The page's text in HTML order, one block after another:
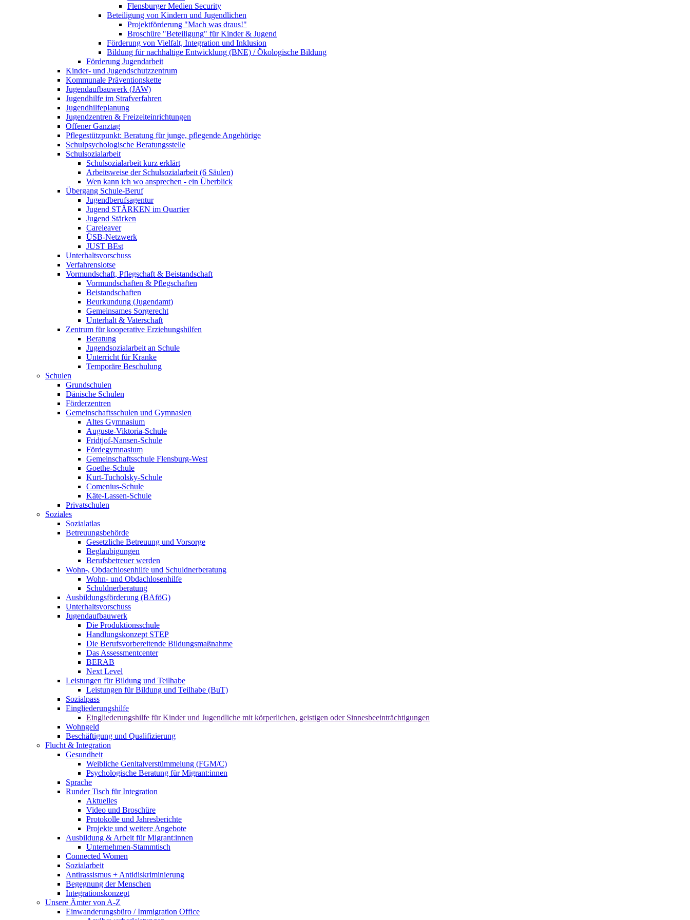
Flensburger Medien Security
Beteiligung von Kindern und Jugendlichen
Projektförderung "Mach was draus!"
Broschüre "Beteiligung" für Kinder & Jugend
Förderung von Vielfalt, Integration und Inklusion
Bildung für nachhaltige Entwicklung (BNE) / Ökologische Bildung
Förderung Jugendarbeit
Kinder- und Jugendschutzzentrum
Kommunale Präventionskette
Jugendaufbauwerk (JAW)
Jugendhilfe im Strafverfahren
Jugendhilfeplanung
Jugendzentren & Freizeiteinrichtungen
Offener Ganztag
Pflegestützpunkt: Beratung für junge, pflegende Angehörige
Schulpsychologische Beratungsstelle
Schulsozialarbeit
Schulsozialarbeit kurz erklärt
Arbeitsweise der Schulsozialarbeit (6 Säulen)
Wen kann ich wo ansprechen - ein Überblick
Übergang Schule-Beruf
Jugendberufsagentur
Jugend STÄRKEN im Quartier
Jugend Stärken
Careleaver
ÜSB-Netzwerk
JUST BEst
Unterhaltsvorschuss
Verfahrenslotse
Vormundschaft, Pflegschaft & Beistandschaft
Vormundschaften & Pflegschaften
Beistandschaften
Beurkundung (Jugendamt)
Gemeinsames Sorgerecht
Unterhalt & Vaterschaft
Zentrum für kooperative Erziehungshilfen
Beratung
Jugendsozialarbeit an Schule
Unterricht für Kranke
Temporäre Beschulung
Schulen
Grundschulen
Dänische Schulen
Förderzentren
Gemeinschaftsschulen und Gymnasien
Altes Gymnasium
Auguste-Viktoria-Schule
Fridtjof-Nansen-Schule
Fördegymnasium
Gemeinschaftsschule Flensburg-West
Goethe-Schule
Kurt-Tucholsky-Schule
Comenius-Schule
Käte-Lassen-Schule
Privatschulen
Soziales
Sozialatlas
Betreuungsbehörde
Gesetzliche Betreuung und Vorsorge
Beglaubigungen
Berufsbetreuer werden
Wohn-, Obdachlosenhilfe und Schuldnerberatung
Wohn- und Obdachlosenhilfe
Schuldnerberatung
Ausbildungsförderung (BAföG)
Unterhaltsvorschuss
Jugendaufbauwerk
Die Produktionsschule
Handlungskonzept STEP
Die Berufsvorbereitende Bildungsmaßnahme
Das Assessmentcenter
BERAB
Next Level
Leistungen für Bildung und Teilhabe
Leistungen für Bildung und Teilhabe (BuT)
Sozialpass
Eingliederungshilfe
Eingliederungshilfe für Kinder und Jugendliche mit körperlichen, geistigen oder Sinnesbeeinträchtigungen
Wohngeld
Beschäftigung und Qualifizierung
Flucht & Integration
Gesundheit
Weibliche Genitalverstümmelung (FGM/C)
Psychologische Beratung für Migrant:innen
Sprache
Runder Tisch für Integration
Aktuelles
Video und Broschüre
Protokolle und Jahresberichte
Projekte und weitere Angebote
Ausbildung & Arbeit für Migrant:innen
Unternehmen-Stammtisch
Connected Women
Sozialarbeit
Antirassismus + Antidiskriminierung
Begegnung der Menschen
Integrationskonzept
Unsere Ämter von A-Z
Einwanderungsbüro / Immigration Office